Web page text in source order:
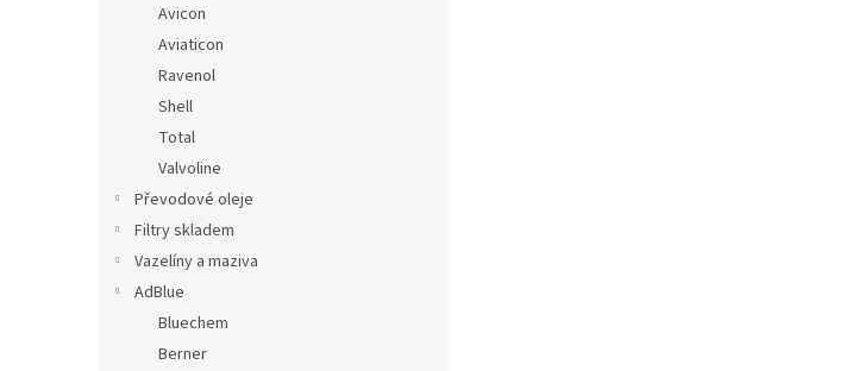
Avicon
Aviaticon
Ravenol
Shell
Total
Valvoline
Převodové oleje
Filtry skladem
Vazelíny a maziva
AdBlue
Bluechem
Berner